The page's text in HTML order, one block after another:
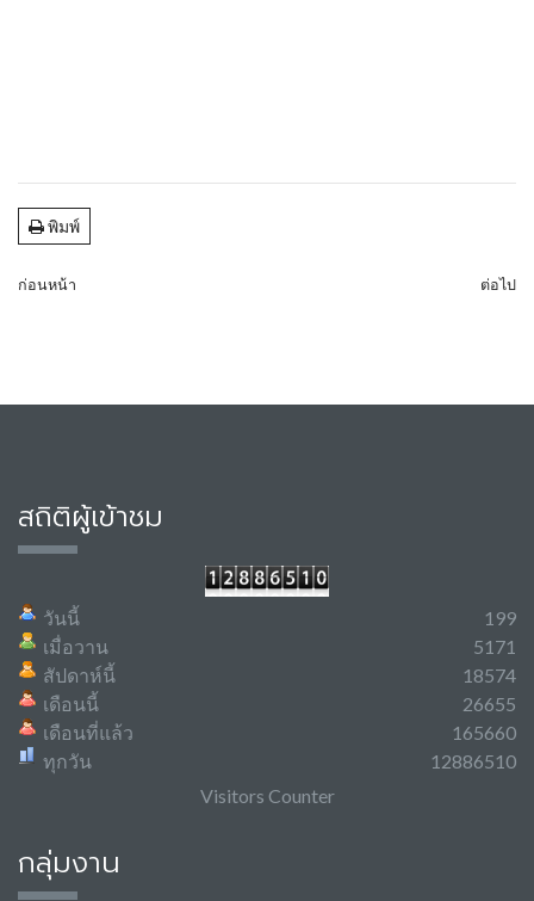
พิมพ์
ก่อนหน้า ต่อไป
สถิติผู้เข้าชม
วันนี้
เมื่อวาน
สัปดาห์นี้
เดือนนี้
เดือนที่แล้ว
ทุกวัน
199
5171
18574
26655
165660
12886510
Visitors Counter
กลุ่มงาน